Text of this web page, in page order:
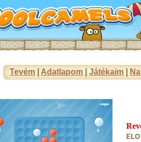
Tevém Adatlapom |Játékaim